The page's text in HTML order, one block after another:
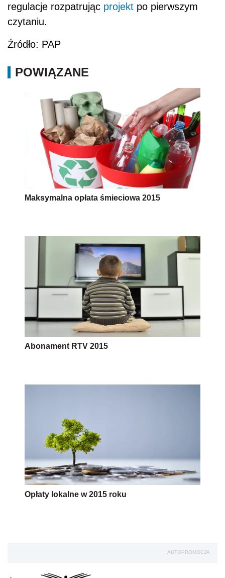
regulacje rozpatrując projekt po pierwszym
czytaniu.
Źródło: PAP
POWIĄZANE
Maksymalna opłata śmieciowa 2015
Abonament RTV 2015
Opłaty lokalne w 2015 roku
AUTOPROMOCJA